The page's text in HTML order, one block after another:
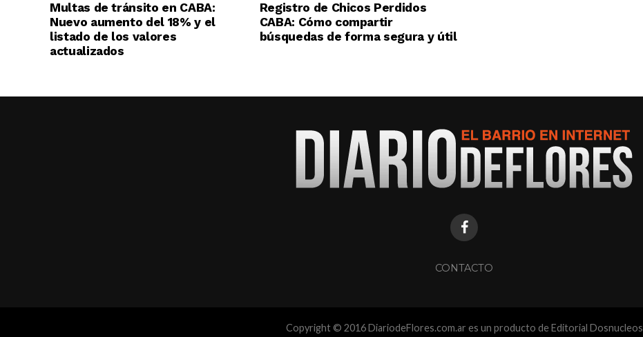
Multas de tránsito en CABA:
Nuevo aumento del 18% y el
listado de los valores
actualizados
Registro de Chicos Perdidos
CABA: Cómo compartir
búsquedas de forma segura y útil
CONTACTO
Copyright © 2016 DiariodeFlores.com.ar es un producto de Editorial Dosnucleos